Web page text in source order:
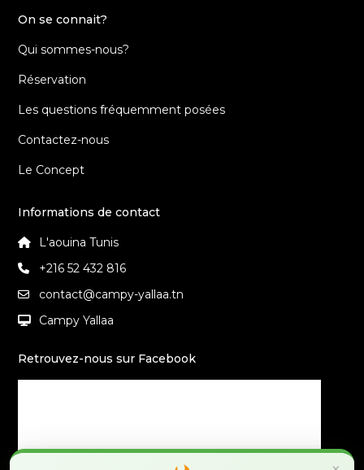
On se connait?
Qui sommes-nous?
Réservation
Les questions fréquemment posées
Contactez-nous
Le Concept
Informations de contact
L'aouina Tunis
+216 52 432 816
contact@campy-yallaa.tn
Campy Yallaa
Retrouvez-nous sur Facebook